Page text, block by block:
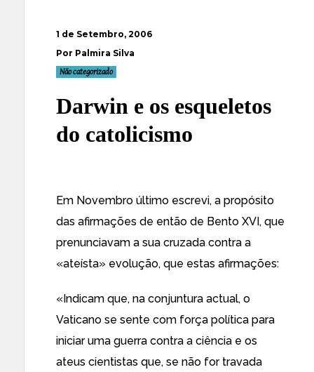
1 de Setembro, 2006
Por Palmira Silva
Não categorizado
Darwin e os esqueletos
do catolicismo
Em Novembro último escrevi, a propósito
das afirmações de então de Bento XVI, que
prenunciavam a sua cruzada contra a
«ateísta» evolução, que estas afirmações:
«Indicam que, na conjuntura actual, o
Vaticano se sente com força política para
iniciar uma guerra contra a ciência e os
ateus cientistas que, se não for travada